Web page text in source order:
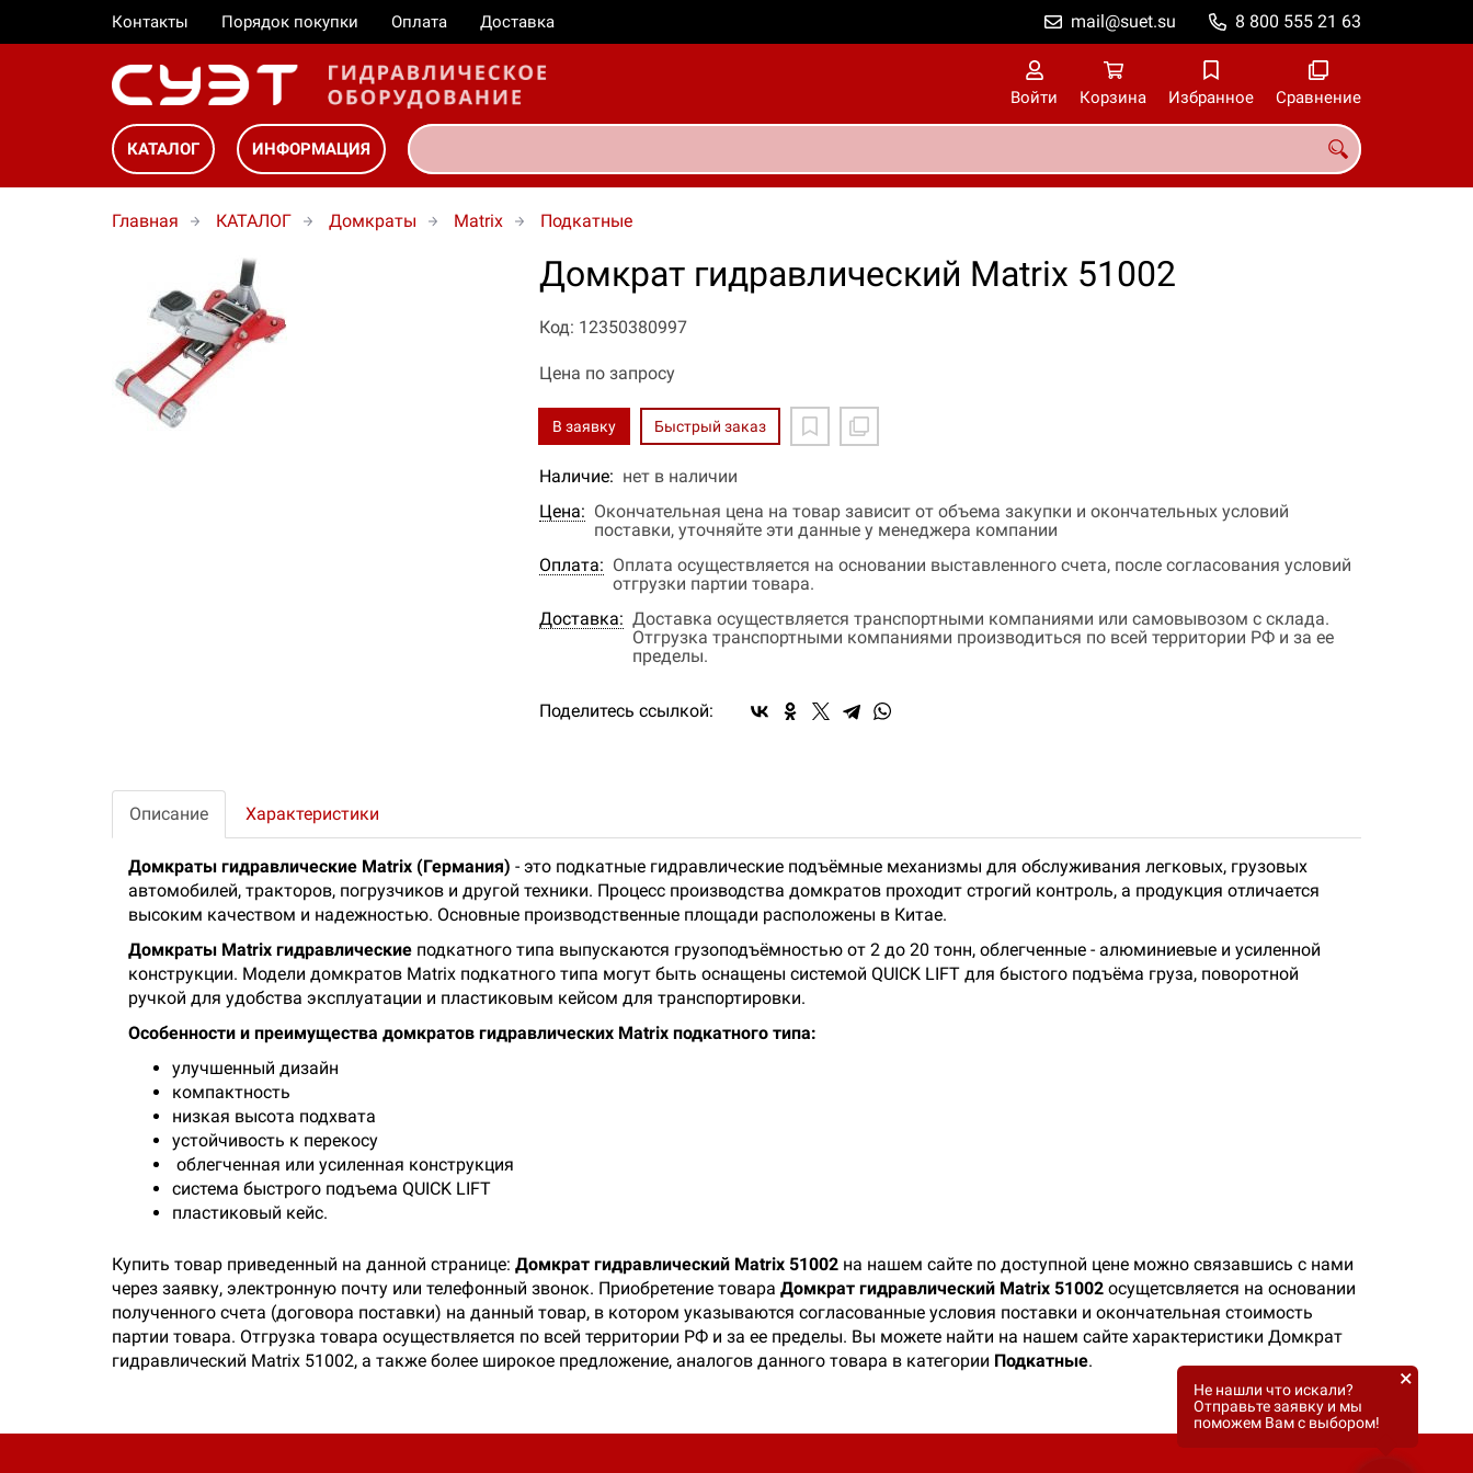
Контакты Порядок покупки Оплата Доставка 8 800 555 21 63
mail@suet.su
Войти Корзина Избранное Сравнение
КАТАЛОГ ИНФОРМАЦИЯ
Главная КАТАЛОГ Домкраты Matrix Подкатные
Домкрат гидравлический Matrix 51002
Код: 12350380997
Цена по запросу
В заявку Быстрый заказ
Наличие: нет в наличии
Цена: Окончательная цена на товар зависит от объема закупки и окончательных условий
поставки, уточняйте эти данные у менеджера компании
Оплата: Оплата осуществляется на основании выставленного счета, после согласования условий
отгрузки партии товара.
Доставка: Доставка осуществляется транспортными компаниями или самовывозом с склада.
Отгрузка транспортными компаниями производиться по всей территории РФ и за ее
пределы.
Поделитесь ссылкой:
Описание Характеристики
Домкраты гидравлические Matrix (Германия) - это подкатные гидравлические подъёмные механизмы для обслуживания легковых, грузовых
автомобилей, тракторов, погрузчиков и другой техники. Процесс производства домкратов проходит строгий контроль, а продукция отличается
высоким качеством и надежностью. Основные производственные площади расположены в Китае.
Домкраты Matrix гидравлические подкатного типа выпускаются грузоподъёмностью от 2 до 20 тонн, облегченные - алюминиевые и усиленной
конструкции. Модели домкратов Matrix подкатного типа могут быть оснащены системой QUICK LIFT для быстого подъёма груза, поворотной
ручкой для удобства эксплуатации и пластиковым кейсом для транспортировки.
Особенности и преимущества домкратов гидравлических Matrix подкатного типа:
улучшенный дизайн
компактность
низкая высота подхвата
устойчивость к перекосу
облегченная или усиленная конструкция
система быстрого подъема QUICK LIFT
пластиковый кейс.
Купить товар приведенный на данной странице: Домкрат гидравлический Matrix 51002 на нашем сайте по доступной цене можно связавшись с нами
через заявку, электронную почту или телефонный звонок. Приобретение товара Домкрат гидравлический Matrix 51002 осущетсвляется на основании
полученного счета (договора поставки) на данный товар, в котором указываются согласованные условия поставки и окончательная стоимость
партии товара. Отгрузка товара осуществляется по всей территории РФ и за ее пределы. Вы можете найти на нашем сайте характеристики Домкрат
гидравлический Matrix 51002, а также более широкое предложение, аналогов данного товара в категории Подкатные.
Не нашли что искали?
Отправьте заявку и мы
поможем Вам с выбором!
×